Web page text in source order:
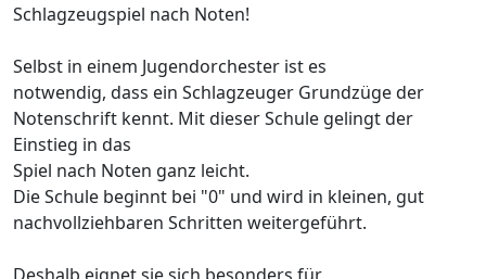
Schlagzeugspiel nach Noten!
Selbst in einem Jugendorchester ist es
notwendig, dass ein Schlagzeuger Grundzüge der
Notenschrift kennt. Mit dieser Schule gelingt der
Einstieg in das
Spiel nach Noten ganz leicht.
Die Schule beginnt bei "0" und wird in kleinen, gut
nachvollziehbaren Schritten weitergeführt.